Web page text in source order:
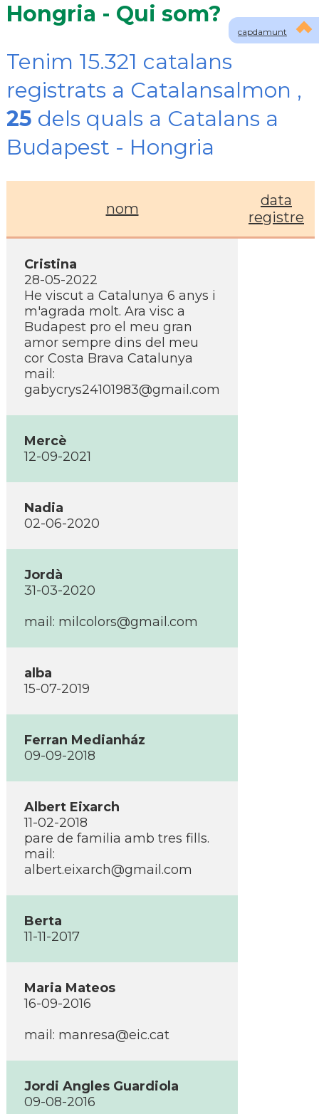
capdamunt
Hongria - Qui som?
Tenim 15.321 catalans
registrats a Catalansalmon ,
25 dels quals a Catalans a
Budapest - Hongria
nom
data
registre
Cristina
28-05-2022
He viscut a Catalunya 6 anys i
m'agrada molt. Ara visc a
Budapest pro el meu gran
amor sempre dins del meu
cor Costa Brava Catalunya
mail:
gabycrys24101983@gmail.com
Mercè
12-09-2021
Nadia
02-06-2020
Jordà
31-03-2020
mail: milcolors@gmail.com
alba
15-07-2019
Ferran Medianház
09-09-2018
Albert Eixarch
11-02-2018
pare de familia amb tres fills.
mail:
albert.eixarch@gmail.com
Berta
11-11-2017
Maria Mateos
16-09-2016
mail: manresa@eic.cat
Jordi Angles Guardiola
09-08-2016